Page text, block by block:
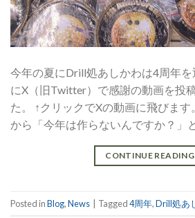
今年の夏にDrill処あしかわは4周年
にX（旧Twitter）で感謝の動画を投
た。 ↑クリックでXの動画に飛びま
から「今年は作らないんですか？」
CONTINUE READING
Posted inBlog,News Tagged4周年,Drill処あ